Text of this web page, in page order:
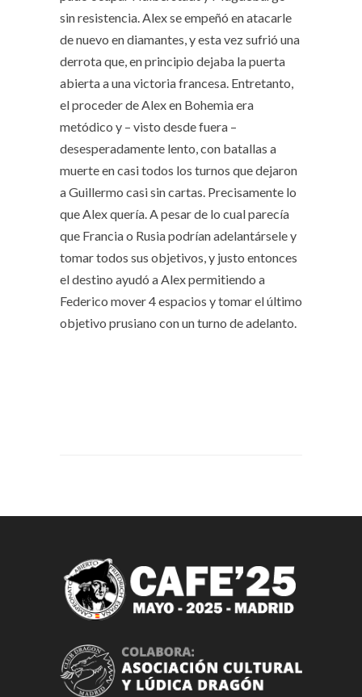
sin resistencia. Alex se empeñó en atacarle
de nuevo en diamantes, y esta vez sufrió una
derrota que, en principio dejaba la puerta
abierta a una victoria francesa. Entretanto,
el proceder de Alex en Bohemia era
metódico y – visto desde fuera –
desesperadamente lento, con batallas a
muerte en casi todos los turnos que dejaron
a Guillermo casi sin cartas. Precisamente lo
que Alex quería. A pesar de lo cual parecía
que Francia o Rusia podrían adelantársele y
tomar todos sus objetivos, y justo entonces
el destino ayudó a Alex permitiendo a
Federico mover 4 espacios y tomar el último
objetivo prusiano con un turno de adelanto.